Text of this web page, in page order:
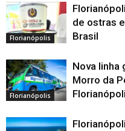
Florianópolis
de ostras
Brasil
Florianópolis
Nova linha
Morro da